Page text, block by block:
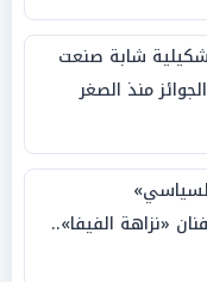
شابة صنعت
منذ الصغر
«نزاهة الفيفا»..